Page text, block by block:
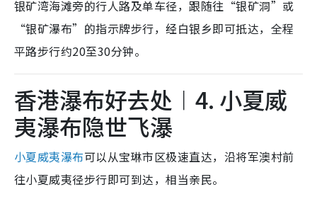
银矿湾海滩旁的行人路及单车径，跟随往“银矿洞”或
“银矿瀑布”的指示牌步行，经白银乡即可抵达，全程
平路步行约20至30分钟。
香港瀑布好去处︱4. 小夏威
夷瀑布隐世飞瀑
小夏威夷瀑布可以从宝琳市区极速直达，沿将军澳村前
往小夏威夷径步行即可到达，相当亲民。